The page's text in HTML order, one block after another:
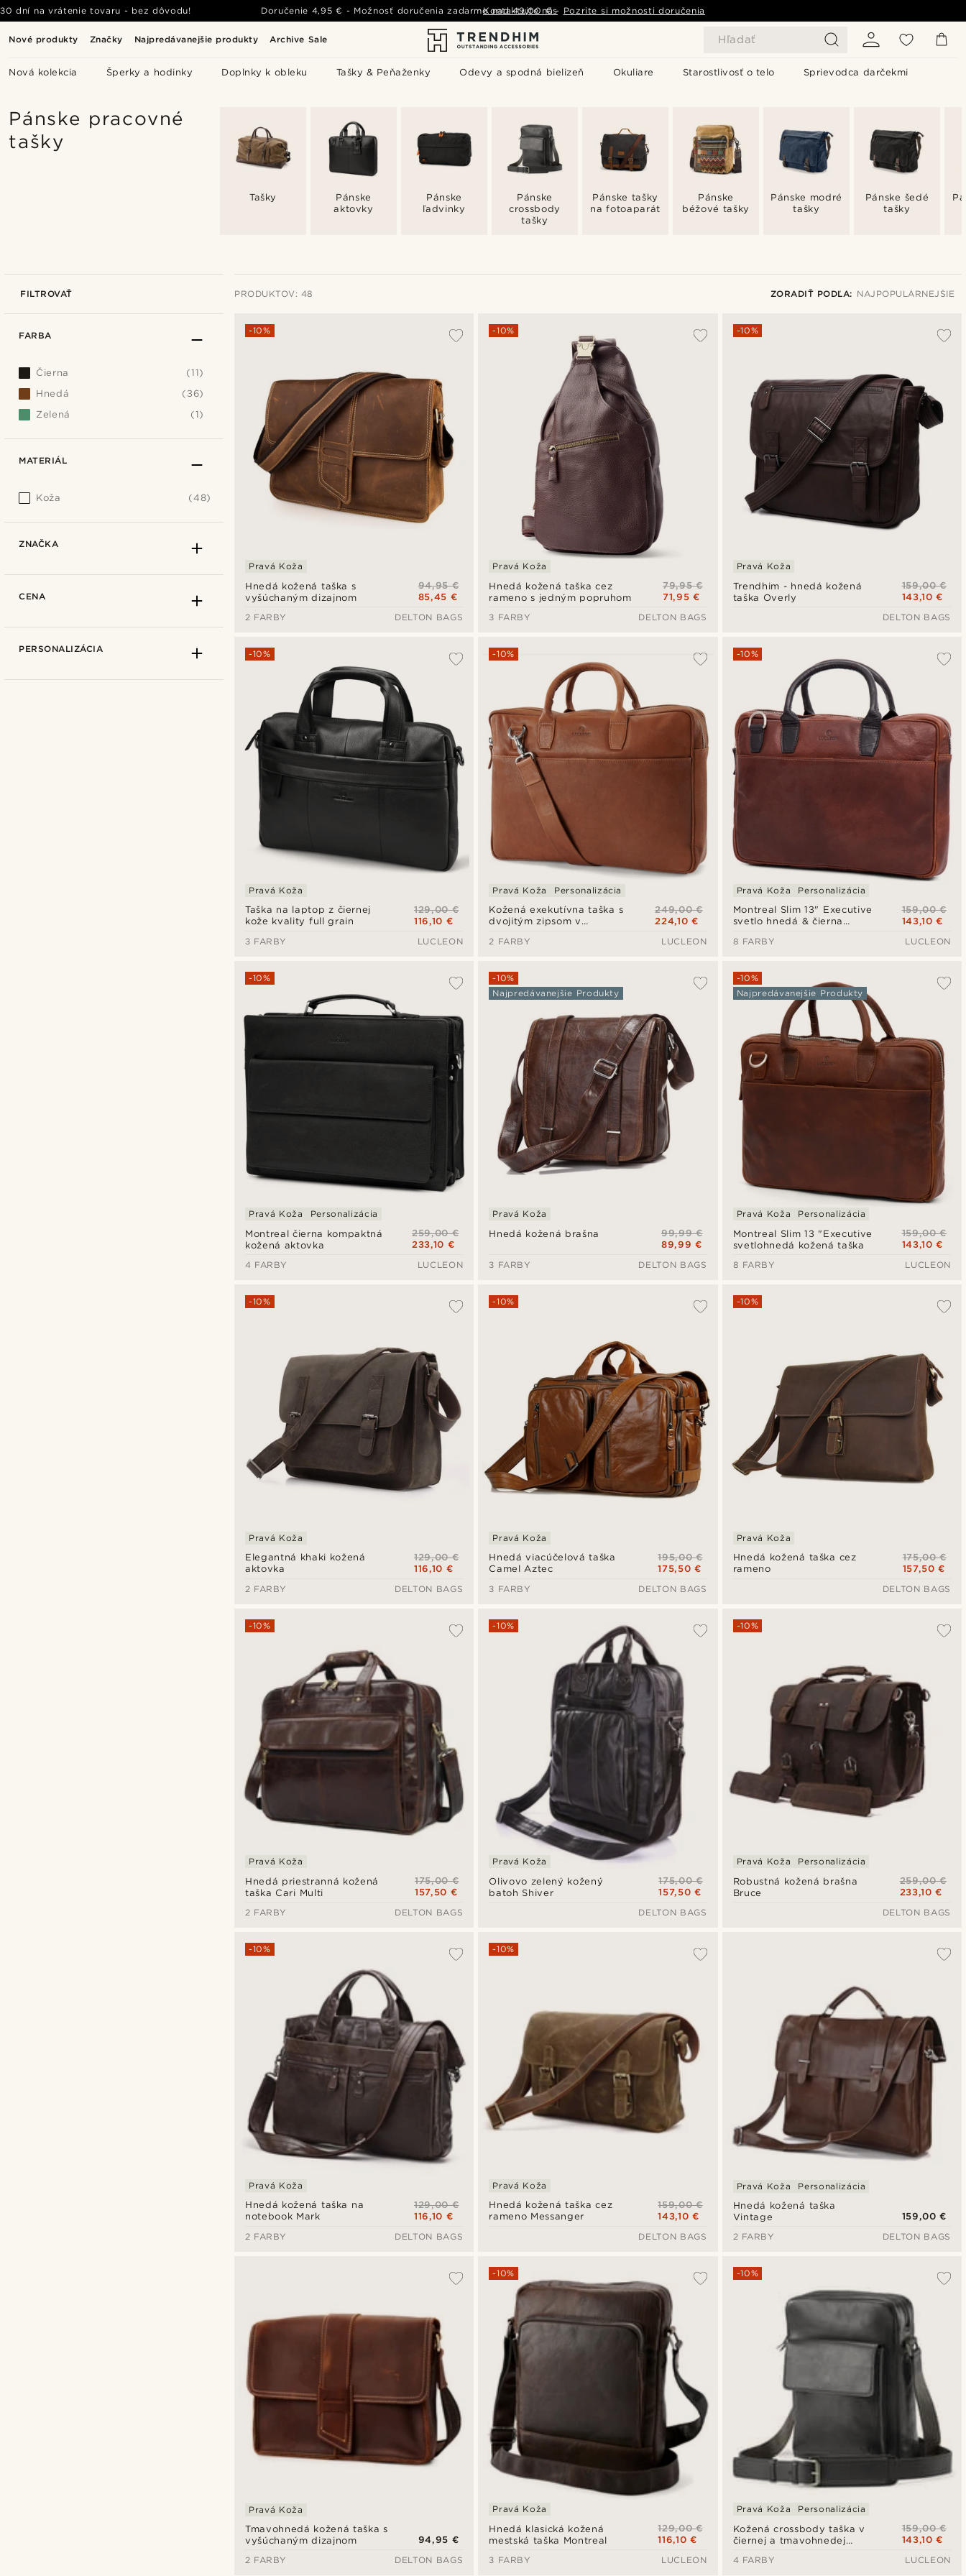
Nové produkty Značky Najpredávanejšie produkty Archive Sale Hľadať
Nová kolekcia Šperky a hodinky Doplnky k obleku Tašky & Peňaženky Odevy a spodná bielizeň Okuliare Starostlivosť o telo Sprievodca darčekmi
30 dní na vrátenie tovaru - bez dôvodu! Doručenie 4,95 € - Možnosť doručenia zadarmo nad 49,00 € - Pozrite si možnosti doručenia
Kontaktujte nás
Pánske pracovné
tašky
Tašky
Pánske
aktovky
Pánske
ľadvinky
Pánske
crossbody
tašky
Pánske tašky
na fotoaparát
Pánske
béžové tašky
Pánske modré
tašky
Pánske šedé
tašky
FILTROVAŤ PRODUKTOV: 48 ZORADIŤ PODĽA: NAJPOPULÁRNEJŠIE
Najdrahšie
Hnedá kožená taška s
vyšúchaným dizajnom
-10%
Pravá Koža
94,95 €
85,45 €
2 FARBY
DELTON BAGS
Hnedá kožená taška cez
rameno s jedným popruhom
-10%
Pravá Koža
79,95 €
71,95 €
3 FARBY
DELTON BAGS
Trendhim - hnedá kožená
taška Overly
-10%
Pravá Koža
159,00 €
143,10 €
DELTON BAGS
Taška na laptop z čiernej
kože kvality full grain
-10%
Pravá Koža
129,00 €
116,10 €
3 FARBY
LUCLEON
Kožená exekutívna taška s
dvojitým zipsom v
Cambodia
-10%
Pravá Koža
Personalizácia
249,00 €
224,10 €
2 FARBY
LUCLEON
Montreal Slim 13" Executive
svetlo hnedá & čierna
-10%
Pravá Koža
Personalizácia
159,00 €
143,10 €
8 FARBY
LUCLEON
Montreal čierna kompaktná
kožená aktovka
-10%
Pravá Koža
Personalizácia
259,00 €
233,10 €
4 FARBY
LUCLEON
Hnedá kožená brašna
-10%
Najpredávanejšie Produkty
Pravá Koža
99,99 €
89,99 €
3 FARBY
DELTON BAGS
Montreal Slim 13 "Executive
svetlohnedá kožená taška
-10%
Najpredávanejšie Produkty
Pravá Koža
Personalizácia
159,00 €
143,10 €
8 FARBY
LUCLEON
Elegantná khaki kožená
aktovka
-10%
Pravá Koža
129,00 €
116,10 €
2 FARBY
DELTON BAGS
Hnedá viacúčelová taška
Camel Aztec
-10%
Pravá Koža
195,00 €
175,50 €
3 FARBY
DELTON BAGS
Hnedá kožená taška cez
rameno
-10%
Pravá Koža
175,00 €
157,50 €
DELTON BAGS
Hnedá priestranná kožená
taška Cari Multi
-10%
Pravá Koža
175,00 €
157,50 €
2 FARBY
DELTON BAGS
Olivovo zelený kožený
batoh Shiver
-10%
Pravá Koža
175,00 €
157,50 €
DELTON BAGS
Robustná kožená brašna
Bruce
-10%
Pravá Koža
Personalizácia
259,00 €
233,10 €
DELTON BAGS
Hnedá kožená taška na
notebook Mark
-10%
Pravá Koža
129,00 €
116,10 €
2 FARBY
DELTON BAGS
Hnedá kožená taška cez
rameno Messanger
-10%
Pravá Koža
159,00 €
143,10 €
DELTON BAGS
Hnedá kožená taška
Vintage
Pravá Koža Personalizácia
159,00 €
2 FARBY
DELTON BAGS
Tmavohnedá kožená taška s
vyšúchaným dizajnom
Pravá Koža
94,95 €
2 FARBY
DELTON BAGS
Hnedá klasická kožená
mestská taška Montreal
-10%
Pravá Koža
129,00 €
116,10 €
3 FARBY
LUCLEON
Kožená crossbody taška v
čiernej a tmavohnedej
-10%
Pravá Koža
Personalizácia
159,00 €
143,10 €
4 FARBY
LUCLEON
FARBA
Čierna
(11)
Hnedá
(36)
Zelená
(1)
MATERIÁL
Koža (48)
ZNAČKA
CENA
PERSONALIZÁCIA